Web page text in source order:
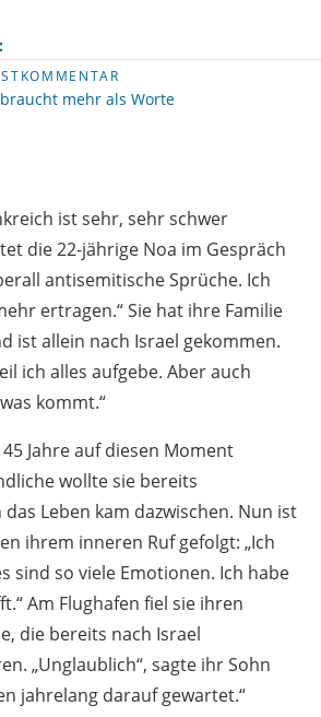
braucht mehr als Worte
ist sehr, sehr schwer
die 22-jährige Noa im Gespräch
antisemitische Sprüche. Ich
ertragen.“ Sie hat ihre Familie
ist allein nach Israel gekommen.
ich alles aufgebe. Aber auch
kommt.“
Jahre auf diesen Moment
wollte sie bereits
Leben kam dazwischen. Nun ist
ihrem inneren Ruf gefolgt: „Ich
sind so viele Emotionen. Ich habe
Am Flughafen fiel sie ihren
die bereits nach Israel
„Unglaublich“, sagte ihr Sohn
jahrelang darauf gewartet.“